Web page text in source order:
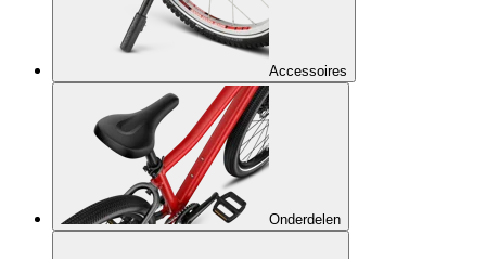
Accessoires
Onderdelen